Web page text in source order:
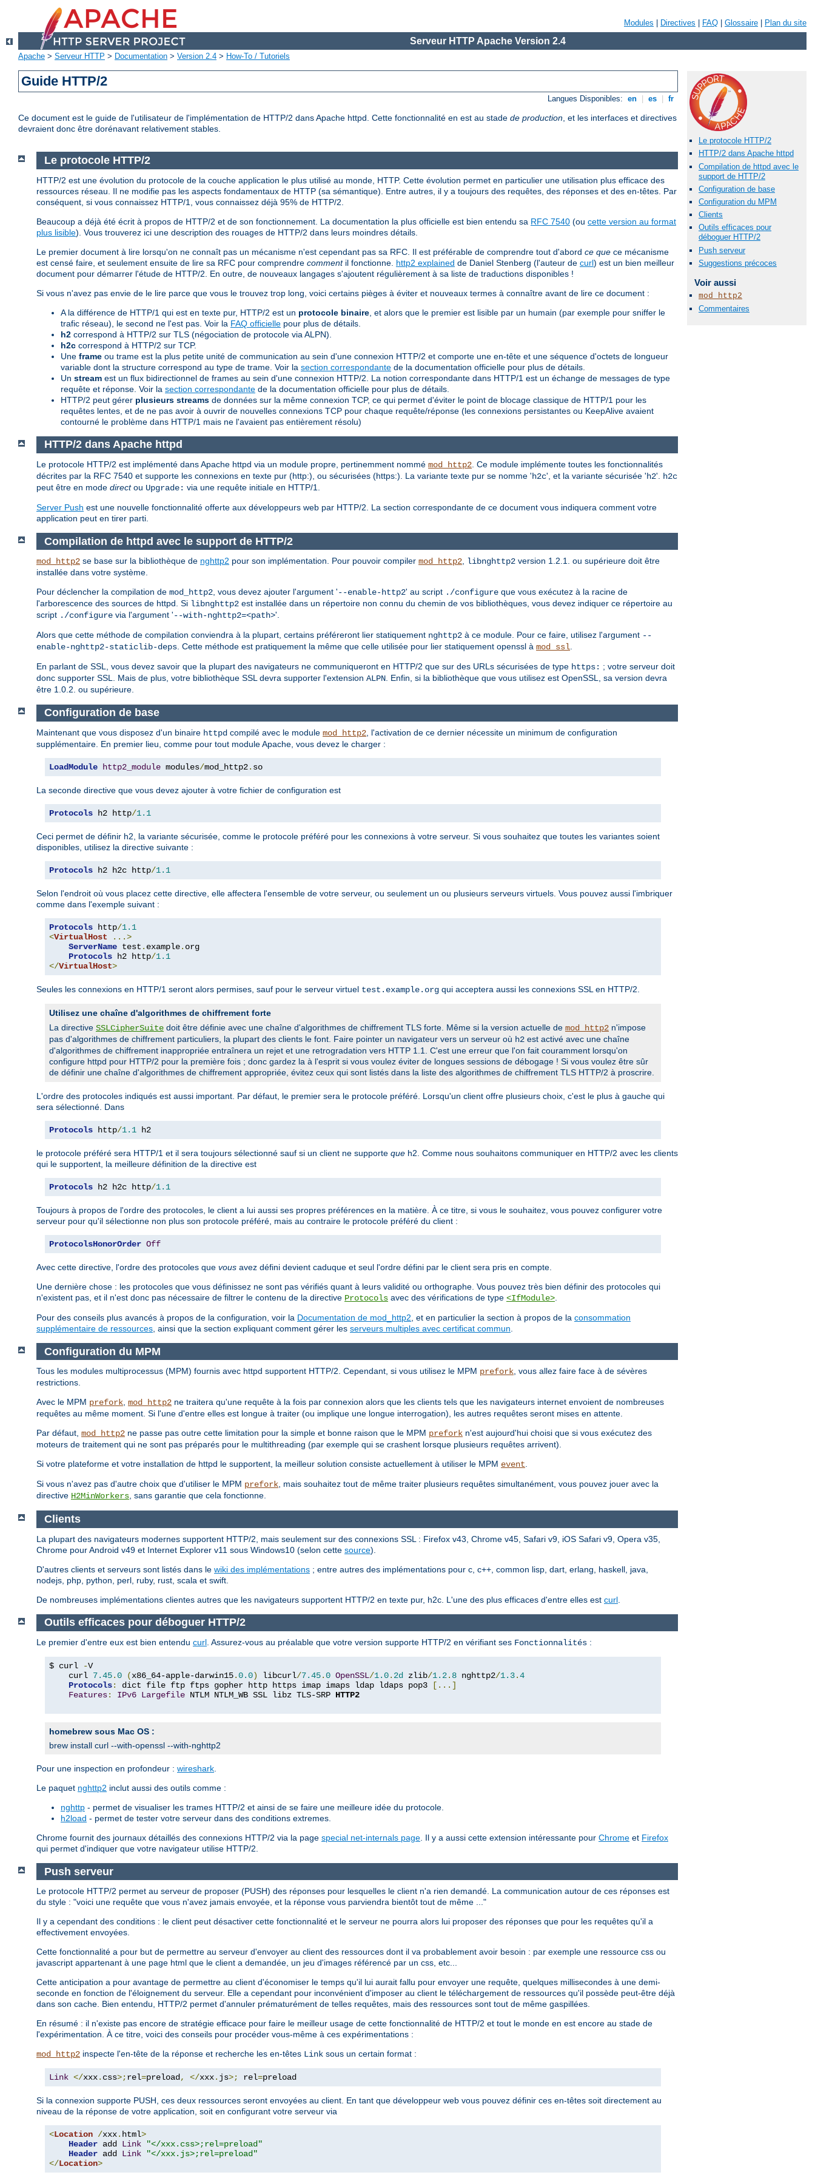
Modules Directives FAQ Glossaire Plan du site
Serveur HTTP Apache Version 2.4
Apache > Serveur HTTP > Documentation > Version 2.4 > How-To / Tutoriels
Guide HTTP/2
Langues Disponibles: en es fr
Ce document est le guide de l'utilisateur de l'implémentation de HTTP/2 dans Apache httpd. Cette fonctionnalité en est au stade de production, et les interfaces et directives
devraient donc être dorénavant relativement stables.
Le protocole HTTP/2
HTTP/2 dans Apache httpd
Compilation de httpd avec le
support de HTTP/2
Configuration de base
Configuration du MPM
Clients
Outils efficaces pour
déboguer HTTP/2
Push serveur
Suggestions précoces
Voir aussi
mod_http2
Commentaires
Le protocole HTTP/2
HTTP/2 est une évolution du protocole de la couche application le plus utilisé au monde, HTTP. Cette évolution permet en particulier une utilisation plus efficace des
ressources réseau. Il ne modifie pas les aspects fondamentaux de HTTP (sa sémantique). Entre autres, il y a toujours des requêtes, des réponses et des en-têtes. Par
conséquent, si vous connaissez HTTP/1, vous connaissez déjà 95% de HTTP/2.
Beaucoup a déjà été écrit à propos de HTTP/2 et de son fonctionnement. La documentation la plus officielle est bien entendu sa RFC 7540 (ou cette version au format
plus lisible). Vous trouverez ici une description des rouages de HTTP/2 dans leurs moindres détails.
Le premier document à lire lorsqu'on ne connaît pas un mécanisme n'est cependant pas sa RFC. Il est préférable de comprendre tout d'abord ce que ce mécanisme
est censé faire, et seulement ensuite de lire sa RFC pour comprendre commentil fonctionne. http2 explained de Daniel Stenberg (l'auteur de curl) est un bien meilleur
document pour démarrer l'étude de HTTP/2. En outre, de nouveaux langages s'ajoutent régulièrement à sa liste de traductions disponibles !
Si vous n'avez pas envie de le lire parce que vous le trouvez trop long, voici certains pièges à éviter et nouveaux termes à connaître avant de lire ce document :
A la différence de HTTP/1 qui est en texte pur, HTTP/2 est un protocole binaire , et alors que le premier est lisible par un humain (par exemple pour sniffer le
trafic réseau), le second ne l'est pas. Voir la FAQ officielle pour plus de détails.
h2 correspond à HTTP/2 sur TLS (négociation de protocole via ALPN).
h2c correspond à HTTP/2 sur TCP.
Une frame ou trame est la plus petite unité de communication au sein d'une connexion HTTP/2 et comporte une en-tête et une séquence d'octets de longueur
variable dont la structure correspond au type de trame. Voir la section correspondante de la documentation officielle pour plus de détails.
Un stream est un flux bidirectionnel de frames au sein d'une connexion HTTP/2. La notion correspondante dans HTTP/1 est un échange de messages de type
requête et réponse. Voir la section correspondante de la documentation officielle pour plus de détails.
HTTP/2 peut gérer plusieurs streams de données sur la même connexion TCP, ce qui permet d'éviter le point de blocage classique de HTTP/1 pour les
requêtes lentes, et de ne pas avoir à ouvrir de nouvelles connexions TCP pour chaque requête/réponse (les connexions persistantes ou KeepAlive avaient
contourné le problème dans HTTP/1 mais ne l'avaient pas entièrement résolu)
HTTP/2 dans Apache httpd
Le protocole HTTP/2 est implémenté dans Apache httpd via un module propre, pertinemment nommé mod_http2 . Ce module implémente toutes les fonctionnalités
décrites par la RFC 7540 et supporte les connexions en texte pur (http:), ou sécurisées (https:). La variante texte pur se nomme 'h2c', et la variante sécurisée 'h2'.
h2c
peut être en mode directou Upgrade: via une requête initiale en HTTP/1.
Server Push est une nouvelle fonctionnalité offerte aux développeurs web par HTTP/2. La section correspondante de ce document vous indiquera comment votre
application peut en tirer parti.
Compilation de httpd avec le support de HTTP/2
mod_http2 se base sur la bibliothèque de nghttp2 pour son implémentation. Pour pouvoir compiler mod_http2, libnghttp2 version 1.2.1. ou supérieure doit être
installée dans votre système.
Pour déclencher la compilation de mod_http2, vous devez ajouter l'argument '--enable-http2' au script ./configure que vous exécutez à la racine de
l'arborescence des sources de httpd. Si libnghttp2 est installée dans un répertoire non connu du chemin de vos bibliothèques, vous devez indiquer ce répertoire au
script ./configure via l'argument '--with-nghttp2=<path>'.
Alors que cette méthode de compilation conviendra à la plupart, certains préféreront lier statiquement nghttp2 à ce module. Pour ce faire, utilisez l'argument --
enable-nghttp2-staticlib-deps. Cette méthode est pratiquement la même que celle utilisée pour lier statiquement openssl à mod_ssl.
En parlant de SSL, vous devez savoir que la plupart des navigateurs ne communiqueront en HTTP/2 que sur des URLs sécurisées de type https: ; votre serveur doit
donc supporter SSL. Mais de plus, votre bibliothèque SSL devra supporter l'extension ALPN. Enfin, si la bibliothèque que vous utilisez est OpenSSL, sa version devra
être 1.0.2. ou supérieure.
Configuration de base
Maintenant que vous disposez d'un binaire httpd compilé avec le module mod_http2 , l'activation de ce dernier nécessite un minimum de configuration
supplémentaire. En premier lieu, comme pour tout module Apache, vous devez le charger :
LoadModule http2_module modules/mod_http2. so
La seconde directive que vous devez ajouter à votre fichier de configuration est
Protocols h2 http/1.1
Ceci permet de définir h2, la variante sécurisée, comme le protocole préféré pour les connexions à votre serveur. Si vous souhaitez que toutes les variantes soient
disponibles, utilisez la directive suivante :
Protocols h2 h2c http/1.1
Selon l'endroit où vous placez cette directive, elle affectera l'ensemble de votre serveur, ou seulement un ou plusieurs serveurs virtuels. Vous pouvez aussi l'imbriquer
comme dans l'exemple suivant :
Protocols http/1.1
<VirtualHost
...>
ServerName test . example. org
Protocols h2 http/1.1
</VirtualHost>
Seules les connexions en HTTP/1 seront alors permises, sauf pour le serveur virtuel test.example.org qui acceptera aussi les connexions SSL en HTTP/2.
Utilisez une chaîne d'algorithmes de chiffrement forte
La directive SSLCipherSuite doit être définie avec une chaîne d'algorithmes de chiffrement TLS forte. Même si la version actuelle de mod_http2 n'impose
pas d'algorithmes de chiffrement particuliers, la plupart des clients le font. Faire pointer un navigateur vers un serveur où h2 est activé avec une chaîne
d'algorithmes de chiffrement inappropriée entraînera un rejet et une retrogradation vers HTTP 1.1. C'est une erreur que l'on fait couramment lorsqu'on
configure httpd pour HTTP/2 pour la première fois ; donc gardez la à l'esprit si vous voulez éviter de longues sessions de débogage ! Si vous voulez être sûr
de définir une chaîne d'algorithmes de chiffrement appropriée, évitez ceux qui sont listés dans la liste des algorithmes de chiffrement TLS HTTP/2 à proscrire.
L'ordre des protocoles indiqués est aussi important. Par défaut, le premier sera le protocole préféré. Lorsqu'un client offre plusieurs choix, c'est le plus à gauche qui
sera sélectionné. Dans
Protocols http/1.1 h2
le protocole préféré sera HTTP/1 et il sera toujours sélectionné sauf si un client ne supporte que h2. Comme nous souhaitons communiquer en HTTP/2 avec les clients
qui le supportent, la meilleure définition de la directive est
Protocols h2 h2c http/1.1
Toujours à propos de l'ordre des protocoles, le client a lui aussi ses propres préférences en la matière. À ce titre, si vous le souhaitez, vous pouvez configurer votre
serveur pour qu'il sélectionne non plus son protocole préféré, mais au contraire le protocole préféré du client :
ProtocolsHonorOrder Off
Avec cette directive, l'ordre des protocoles que vous avez défini devient caduque et seul l'ordre défini par le client sera pris en compte.
Une dernière chose : les protocoles que vous définissez ne sont pas vérifiés quant à leurs validité ou orthographe. Vous pouvez très bien définir des protocoles qui
n'existent pas, et il n'est donc pas nécessaire de filtrer le contenu de la directive Protocols avec des vérifications de type <IfModule>
Pour des conseils plus avancés à propos de la configuration, voir la Documentation de mod_http2 , et en particulier la section à propos de la consommation
supplémentaire de ressources , ainsi que la section expliquant comment gérer les serveurs multiples avec certificat commun
Configuration du MPM
Tous les modules multiprocessus (MPM) fournis avec httpd supportent HTTP/2. Cependant, si vous utilisez le MPM prefork, vous allez faire face à de sévères
restrictions.
Avec le MPM prefork, mod_http2 ne traitera qu'une requête à la fois par connexion alors que les clients tels que les navigateurs internet envoient de nombreuses
requêtes au même moment. Si l'une d'entre elles est longue à traiter (ou implique une longue interrogation), les autres requêtes seront mises en attente.
Par défaut, mod_http2 ne passe pas outre cette limitation pour la simple et bonne raison que le MPM prefork n'est aujourd'hui choisi que si vous exécutez des
moteurs de traitement qui ne sont pas préparés pour le multithreading (par exemple qui se crashent lorsque plusieurs requêtes arrivent).
Si votre plateforme et votre installation de httpd le supportent, la meilleur solution consiste actuellement à utiliser le MPM event.
Si vous n'avez pas d'autre choix que d'utiliser le MPM prefork, mais souhaitez tout de même traiter plusieurs requêtes simultanément, vous pouvez jouer avec la
directive H2MinWorkers, sans garantie que cela fonctionne.
Clients
La plupart des navigateurs modernes supportent HTTP/2, mais seulement sur des connexions SSL : Firefox v43, Chrome v45, Safari v9, iOS Safari v9, Opera v35,
Chrome pour Android v49 et Internet Explorer v11 sous Windows10 (selon cette source).
D'autres clients et serveurs sont listés dans le wiki des implémentations ; entre autres des implémentations pour c, c++, common lisp, dart, erlang, haskell, java,
nodejs, php, python, perl, ruby, rust, scala et swift.
De nombreuses implémentations clientes autres que les navigateurs supportent HTTP/2 en texte pur, h2c. L'une des plus efficaces d'entre elles est curl
Outils efficaces pour déboguer HTTP/2
Le premier d'entre eux est bien entendu curl . Assurez-vous au préalable que votre version supporte HTTP/2 en vérifiant ses Fonctionnalités :
$ curl -V
    curl
7.45.0 (x86_64-apple-darwin15.0.0) libcurl/7.45.0 OpenSSL/1.0. 2d zlib/1.2. 8 nghttp2/1.3.4
Protocols: dict file ftp ftps gopher http https imap imaps ldap ldaps pop3
[...]
Features: IPv6 Largefile NTLM NTLM_WB SSL libz TLS-SRP HTTP2
homebrew sous Mac OS :
brew install curl --with-openssl --with-nghttp2
Pour une inspection en profondeur : wireshark
Le paquet nghttp2 inclut aussi des outils comme :
nghttp - permet de visualiser les trames HTTP/2 et ainsi de se faire une meilleure idée du protocole.
h2load - permet de tester votre serveur dans des conditions extremes.
Chrome fournit des journaux détaillés des connexions HTTP/2 via la page special net-internals page . Il y a aussi cette extension intéressante pour Chrome et Firefox
qui permet d'indiquer que votre navigateur utilise HTTP/2.
Push serveur
Le protocole HTTP/2 permet au serveur de proposer (PUSH) des réponses pour lesquelles le client n'a rien demandé. La communication autour de ces réponses est
du style : "voici une requête que vous n'avez jamais envoyée, et la réponse vous parviendra bientôt tout de même ..."
Il y a cependant des conditions : le client peut désactiver cette fonctionnalité et le serveur ne pourra alors lui proposer des réponses que pour les requêtes qu'il a
effectivement envoyées.
Cette fonctionnalité a pour but de permettre au serveur d'envoyer au client des ressources dont il va probablement avoir besoin : par exemple une ressource css ou
javascript appartenant à une page html que le client a demandée, un jeu d'images référencé par un css, etc...
Cette anticipation a pour avantage de permettre au client d'économiser le temps qu'il lui aurait fallu pour envoyer une requête, quelques millisecondes à une demi-
seconde en fonction de l'éloignement du serveur. Elle a cependant pour inconvénient d'imposer au client le téléchargement de ressources qu'il possède peut-être déjà
dans son cache. Bien entendu, HTTP/2 permet d'annuler prématurément de telles requêtes, mais des ressources sont tout de même gaspillées.
En résumé : il n'existe pas encore de stratégie efficace pour faire le meilleur usage de cette fonctionnalité de HTTP/2 et tout le monde en est encore au stade de
l'expérimentation. À ce titre, voici des conseils pour procéder vous-même à ces expérimentations :
mod_http2 inspecte l'en-tête de la réponse et recherche les en-têtes Link sous un certain format :
Link </xxx. css>;rel=preload, </xxx. js>; rel=preload
Si la connexion supporte PUSH, ces deux ressources seront envoyées au client. En tant que développeur web vous pouvez définir ces en-têtes soit directement au
niveau de la réponse de votre application, soit en configurant votre serveur via
<Location /xxx. html>
Header add Link
"</xxx.css>;rel=preload"
Header add Link
"</xxx.js>;rel=preload"
</Location>